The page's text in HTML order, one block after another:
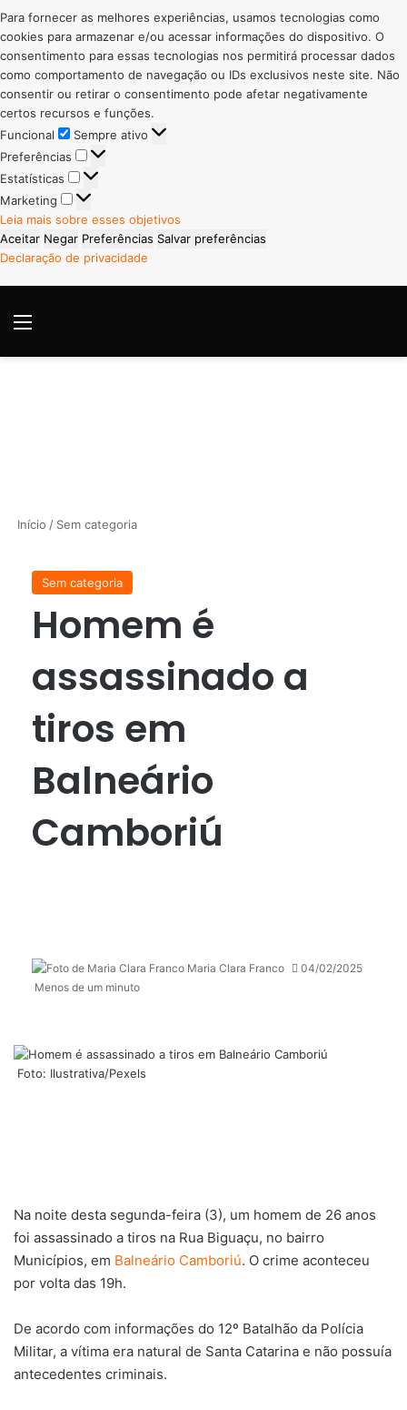
Para fornecer as melhores experiências, usamos tecnologias como
cookies para armazenar e/ou acessar informações do dispositivo. O
consentimento para essas tecnologias nos permitirá processar dados
como comportamento de navegação ou IDs exclusivos neste site. Não
consentir ou retirar o consentimento pode afetar negativamente
certos recursos e funções.
Funcional
Funcional
Sempre ativo
Preferências
Preferências
Estatísticas
Estatísticas
Marketing
Marketing
Leia mais sobre esses objetivos
Aceitar Negar Preferências Salvar preferências
Declaração de privacidade
Início / Sem categoria
Sem categoria
Homem é
assassinado a
tiros em
Balneário
Camboriú
Maria Clara Franco
04/02/2025
Menos de um minuto
Foto: Ilustrativa/Pexels
Na noite desta segunda-feira (3), um homem de 26 anos
foi assassinado a tiros na Rua Biguaçu, no bairro
Municípios, em Balneário Camboriú. O crime aconteceu
por volta das 19h.
De acordo com informações do 12º Batalhão da Polícia
Militar, a vítima era natural de Santa Catarina e não possuía
antecedentes criminais.